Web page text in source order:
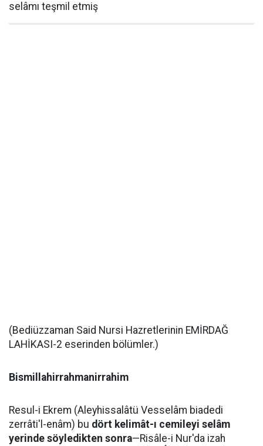
selâmı teşmil etmiş
(Bediüzzaman Said Nursi Hazretlerinin EMİRDAĞ
LAHİKASI-2 eserinden bölümler.)
Bismillahirrahmanirrahim
Resul-i Ekrem (Aleyhissalâtü Vesselâm biadedi
zerrâti'l-enâm) bu dört kelimât-ı cemileyi selâm
yerinde söyledikten sonra—Risâle-i Nur'da izah